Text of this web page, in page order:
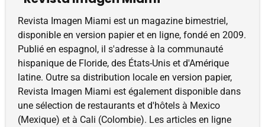
Revista Imagen Miami est un magazine bimestriel,
disponible en version papier et en ligne, fondé en 2009.
Publié en espagnol, il s'adresse à la communauté
hispanique de Floride, des États-Unis et d'Amérique
latine. Outre sa distribution locale en version papier,
Revista Imagen Miami est également disponible dans
une sélection de restaurants et d'hôtels à Mexico
(Mexique) et à Cali (Colombie). Les articles en ligne